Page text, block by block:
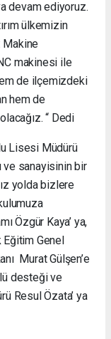
devam ediyoruz.
ülkemizin
Makine
makinesi ile
de ilçemizdeki
hem de
“ Dedi
Lisesi Müdürü
ve sanayisinin bir
yolda bizlere
Özgür Kaya’ ya,
Eğitim Genel
Murat Gülşen’e
desteği ve
Resul Özata’ ya